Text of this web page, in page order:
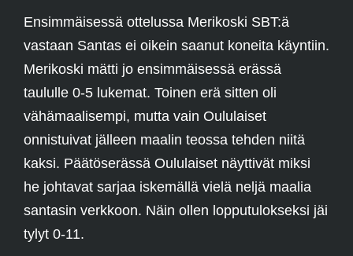
Ensimmäisessä ottelussa Merikoski SBT:ä
vastaan Santas ei oikein saanut koneita käyntiin.
Merikoski mätti jo ensimmäisessä erässä
taululle 0-5 lukemat. Toinen erä sitten oli
vähämaalisempi, mutta vain Oululaiset
onnistuivat jälleen maalin teossa tehden niitä
kaksi. Päätöserässä Oululaiset näyttivät miksi
he johtavat sarjaa iskemällä vielä neljä maalia
santasin verkkoon. Näin ollen lopputulokseksi jäi
tylyt 0-11.